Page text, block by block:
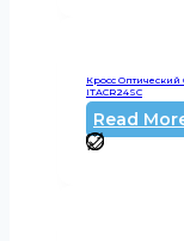
Кросс
ITACR24SC
Read